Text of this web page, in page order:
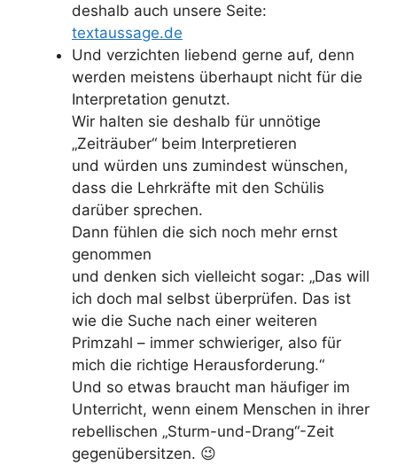
deshalb auch unsere Seite:
textaussage.de
Und verzichten liebend gerne auf, denn
werden meistens überhaupt nicht für die
Interpretation genutzt.
Wir halten sie deshalb für unnötige
„Zeiträuber“ beim Interpretieren
und würden uns zumindest wünschen,
dass die Lehrkräfte mit den Schülis
darüber sprechen.
Dann fühlen die sich noch mehr ernst
genommen
und denken sich vielleicht sogar: „Das will
ich doch mal selbst überprüfen. Das ist
wie die Suche nach einer weiteren
Primzahl – immer schwieriger, also für
mich die richtige Herausforderung.“
Und so etwas braucht man häufiger im
Unterricht, wenn einem Menschen in ihrer
rebellischen „Sturm-und-Drang“-Zeit
gegenübersitzen. 😉